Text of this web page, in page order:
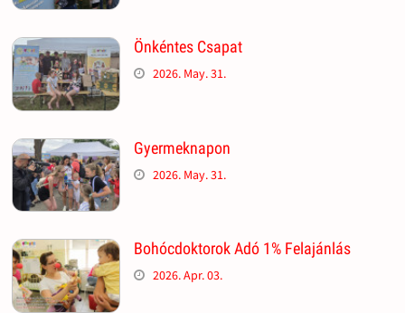
Önkéntes Csapat
2026. May. 31.
Gyermeknapon
2026. May. 31.
Bohócdoktorok Adó 1% Felajánlás
2026. Apr. 03.